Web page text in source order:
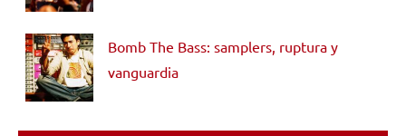
Bomb The Bass: samplers, ruptura y
vanguardia